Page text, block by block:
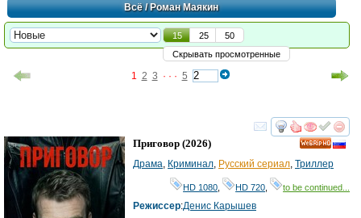
Всё/ Роман Маякин
15 25
50
Скрывать просмотренные
1 2 3 · · · 5
смотреть
Приговор (2026)
Драма Криминал Русский сериал Триллер
HD 1080 HD 720 to be continued...
Режиссер:Денис Карышев